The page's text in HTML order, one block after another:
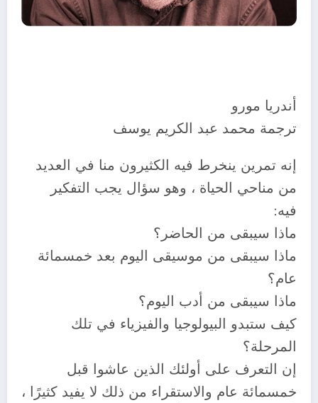
أندريا مورو
ترجمة محمد عبد الكريم يوسف
إنه تمرين ينخرط فيه الكثيرون منا في العديد
من مناحي الحياة ، وهو سؤال يجب التفكير
فيه:
ماذا سيبقى من الحاضر؟
ماذا سيبقى من موسيقى اليوم بعد خمسمائة
عام؟
ماذا سيبقى من أدب اليوم؟
كيف ستبدو البيولوجيا والفيزياء في تلك
المرحلة؟
إن التعرف على أولئك الذين عاشوا قبل
خمسمائة عام والاستقراء من ذلك لا يفيد كثيرًا ،